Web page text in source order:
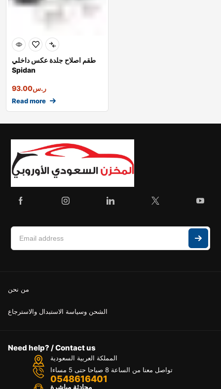
طقم اصلاح جلدة عكس داخلي
Spidan
ر.س93.00
Read more
من نحن
الشحن وسياسة الاستبدال والاسترجاع
Need help? / Contact us
المملكة العربية السعودية
تواصل معنا من الساعة 8 صباحا حتى 5 مساءا
0548616401
محادثة مباشرة